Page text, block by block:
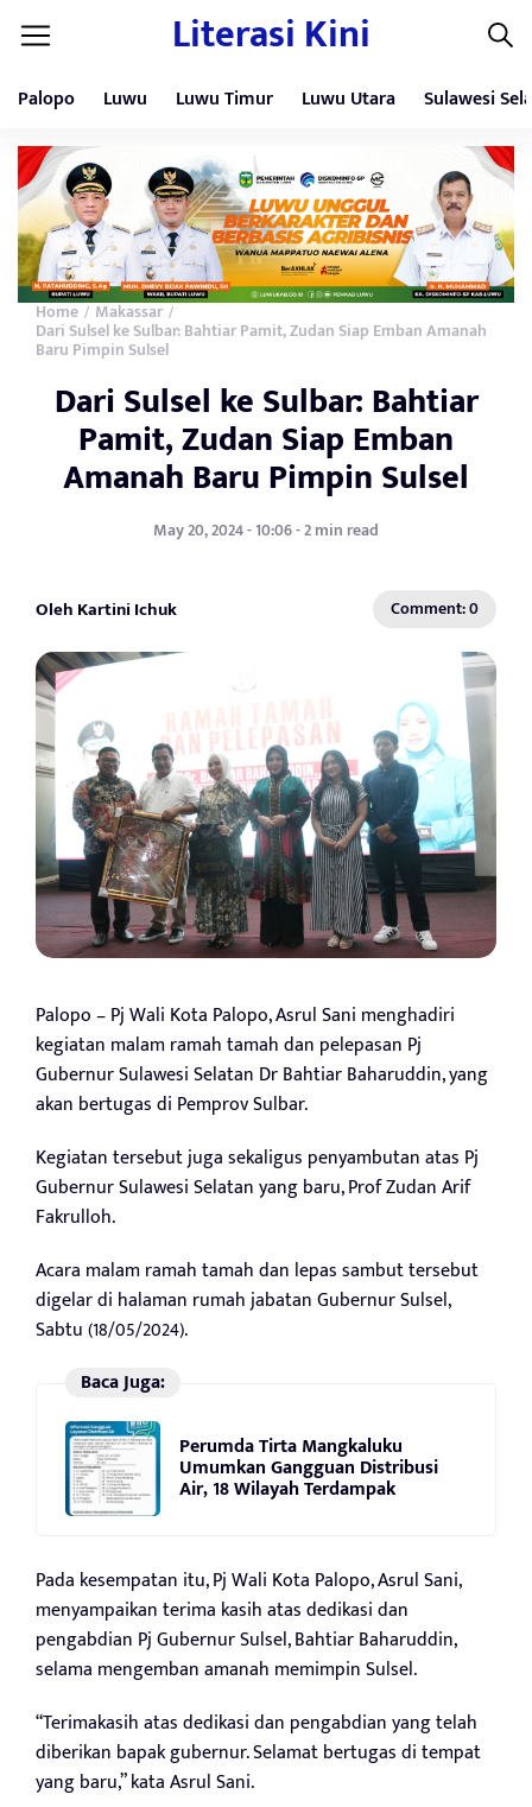
Literasi Kini
Palopo Luwu Luwu Timur Luwu Utara Sulawesi
Home / Makassar /
Dari Sulsel ke Sulbar: Bahtiar Pamit, Zudan Siap Emban Amanah
Baru Pimpin Sulsel
Dari Sulsel ke Sulbar: Bahtiar
Pamit, Zudan Siap Emban
Amanah Baru Pimpin Sulsel
May 20, 2024 - 10:06 - 2 min read
Oleh Kartini Ichuk Comment: 0
Palopo – Pj Wali Kota Palopo, Asrul Sani menghadiri
kegiatan malam ramah tamah dan pelepasan Pj
Gubernur Sulawesi Selatan Dr Bahtiar Baharuddin, yang
akan bertugas di Pemprov Sulbar.
Kegiatan tersebut juga sekaligus penyambutan atas Pj
Gubernur Sulawesi Selatan yang baru, Prof Zudan Arif
Fakrulloh.
Acara malam ramah tamah dan lepas sambut tersebut
digelar di halaman rumah jabatan Gubernur Sulsel,
Sabtu (18/05/2024).
Baca Juga:
Perumda Tirta Mangkaluku
Umumkan Gangguan Distribusi
Air, 18 Wilayah Terdampak
Pada kesempatan itu, Pj Wali Kota Palopo, Asrul Sani,
menyampaikan terima kasih atas dedikasi dan
pengabdian Pj Gubernur Sulsel, Bahtiar Baharuddin,
selama mengemban amanah memimpin Sulsel.
“Terimakasih atas dedikasi dan pengabdian yang telah
diberikan bapak gubernur. Selamat bertugas di tempat
yang baru,” kata Asrul Sani.